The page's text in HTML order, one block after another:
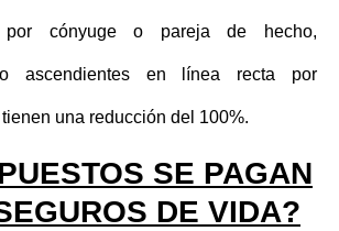
por cónyuge o pareja de hecho,
o ascendientes en línea recta por
una reducción del 100%.
SE PAGAN
DE VIDA?